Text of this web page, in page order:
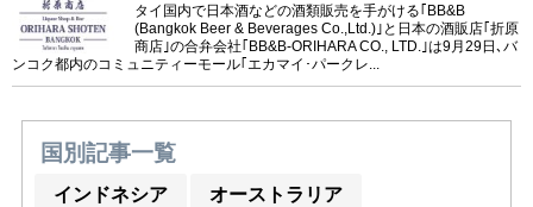
タイ国内で日本酒などの酒類販売を手がける｢BB&B
(Bangkok Beer & Beverages Co.,Ltd.)｣と日本の酒販店｢折原
商店｣の合弁会社｢BB&B-ORIHARA CO., LTD.｣は9月29日､バ
ンコク都内のコミュニティーモール｢エカマイ･パークレ...
国別記事一覧
インドネシア オーストラリア